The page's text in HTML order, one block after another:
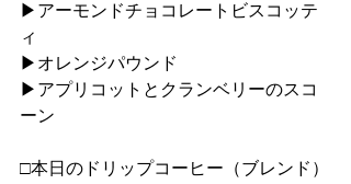
▶︎アーモンドチョコレートビスコッテ
ィ
▶︎オレンジパウンド
▶︎アプリコットとクランベリーのスコ
ーン
□本日のドリップコーヒー（ブレンド）